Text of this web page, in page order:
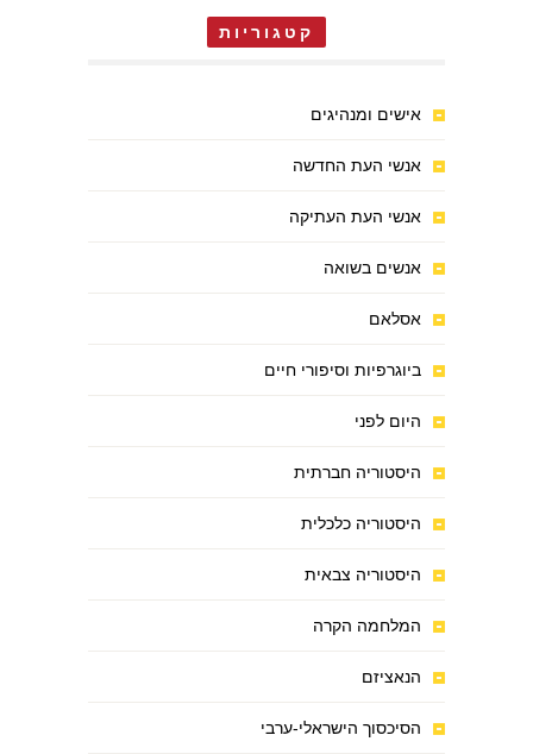
קטגוריות
אישים ומנהיגים
אנשי העת החדשה
אנשי העת העתיקה
אנשים בשואה
אסלאם
ביוגרפיות וסיפורי חיים
היום לפני
היסטוריה חברתית
היסטוריה כלכלית
היסטוריה צבאית
המלחמה הקרה
הנאציזם
הסיכסוך הישראלי-ערבי